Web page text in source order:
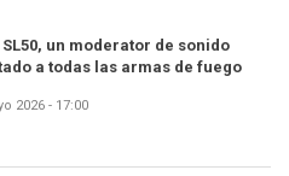
SL50, un moderator de sonido
a todas las armas de fuego
2026 - 17:00